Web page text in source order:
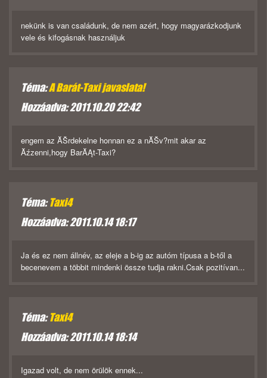
nekünk is van családunk, de nem azért, hogy magyarázkodjunk
vele és kifogásnak használjuk
Téma:A Barát-Taxi javaslata!
Hozzáadva: 2011.10.20 22:42
engem az ĂŠrdekelne honnan ez a nĂŠv?mit akar az
Ăźzenni,hogy BarĂĄt-Taxi?
Téma:Taxi4
Hozzáadva: 2011.10.14 18:17
Ja és ez nem állnév, az eleje a b-ig az autóm típusa a b-től a
becenevem a többit mindenki össze tudja rakni.Csak pozitívan...
Téma:Taxi4
Hozzáadva: 2011.10.14 18:14
Igazad volt, de nem örülök ennek...